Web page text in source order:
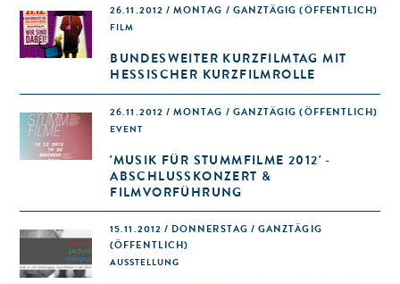
26.11.2012 / MONTAG / GANZTÄGIG (ÖFFENTLICH)
FILM
BUNDESWEITER KURZFILMTAG MIT
HESSISCHER KURZFILMROLLE
26.11.2012 / MONTAG / GANZTÄGIG (ÖFFENTLICH)
EVENT
'MUSIK FÜR STUMMFILME 2012' -
ABSCHLUSSKONZERT &
FILMVORFÜHRUNG
15.11.2012 / DONNERSTAG / GANZTÄGIG
(ÖFFENTLICH)
AUSSTELLUNG